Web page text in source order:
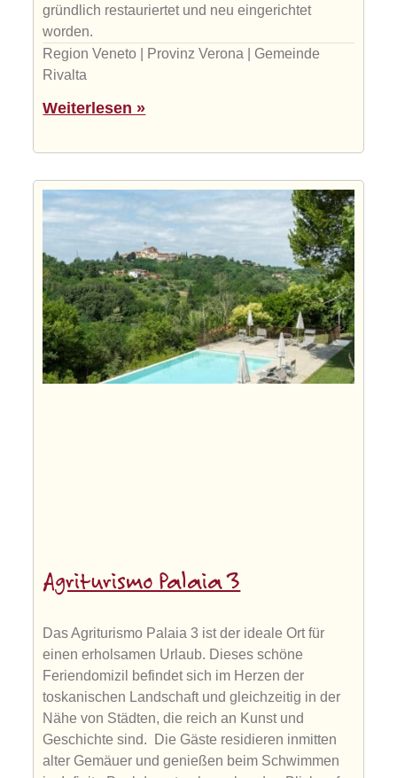
gründlich restauriertet und neu eingerichtet
worden.
Region Veneto | Provinz Verona | Gemeinde
Rivalta
Weiterlesen »
Agriturismo Palaia 3
Das Agriturismo Palaia 3 ist der ideale Ort für
einen erholsamen Urlaub. Dieses schöne
Feriendomizil befindet sich im Herzen der
toskanischen Landschaft und gleichzeitig in der
Nähe von Städten, die reich an Kunst und
Geschichte sind. Die Gäste residieren inmitten
alter Gemäuer und genießen beim Schwimmen